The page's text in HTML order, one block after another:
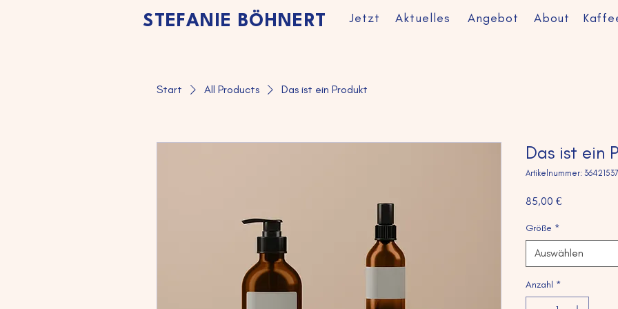
STEFANIE BÖHNERT Jetzt Aktuelles Angebot About
Start All Products Das ist ein Produkt
Das ist ein
Artikelnummer:
85,00 €Preis
Größe *
Auswählen
Anzahl *